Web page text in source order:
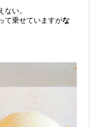
い。
て乗せていますがな